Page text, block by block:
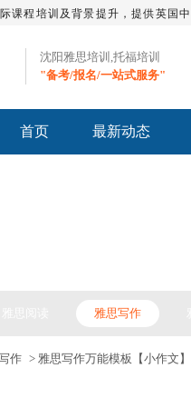
课程培训及背景提升，提供英国
沈阳雅思培训,托福培训
"备考/报名/一站式服务"
首页 最新动态
雅思写作
作 > 雅思写作万能模板【小作文】